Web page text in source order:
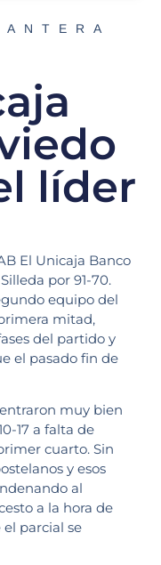
líder
El Unicaja Banco
por 91-70.
equipo del
mitad,
del partido y
el pasado fin de
muy bien
17 a falta de
cuarto. Sin
y esos
al
a la hora de
parcial se